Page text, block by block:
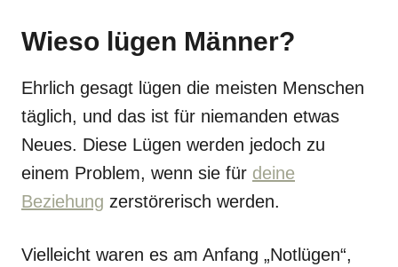
Wieso lügen Männer?
Ehrlich gesagt lügen die meisten Menschen
täglich, und das ist für niemanden etwas
Neues. Diese Lügen werden jedoch zu
einem Problem, wenn sie für deine
Beziehung zerstörerisch werden.
Vielleicht waren es am Anfang „Notlügen“,